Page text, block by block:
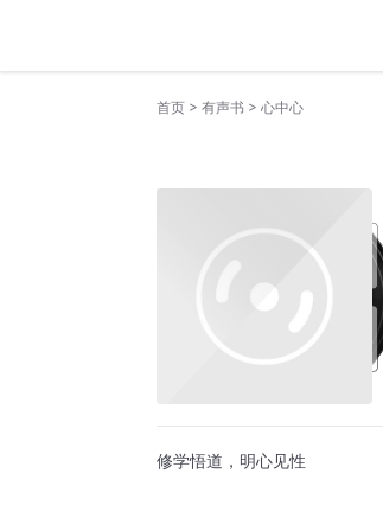
首页 > 有声书 > 心中心
修学悟道，明心见性